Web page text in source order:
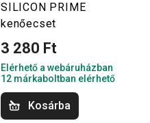
SILICON PRIME
kenőecset
3 280 Ft
Elérhető a webáruházban
12 márkaboltban elérhető
Kosárba